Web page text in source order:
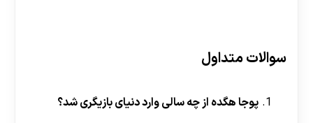
سوالات متداول
پوجا‌ هگده از چه سالی وارد دنیای بازیگری شد؟